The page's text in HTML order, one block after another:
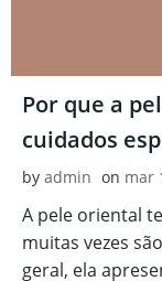
Por que a
cuidados
by admin on mar
A pele oriental
muitas vezes
geral, ela